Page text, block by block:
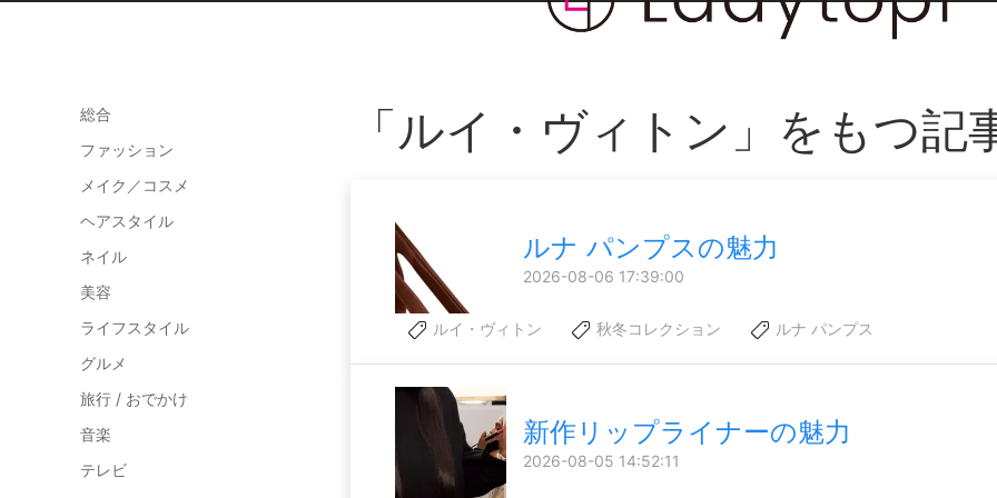
総合
ファッション
メイク／コスメ
ヘアスタイル
ネイル
美容
ライフスタイル
グルメ
旅行 / おでかけ
音楽
テレビ
「ルイ・ヴィトン」をもつ記
ルナ パンプスの魅力
2026-08-06 17:39:00
ルイ・ヴィトン 秋冬コレクション ルナ パンプス
新作リップライナーの魅力
2026-08-05 14:52:11